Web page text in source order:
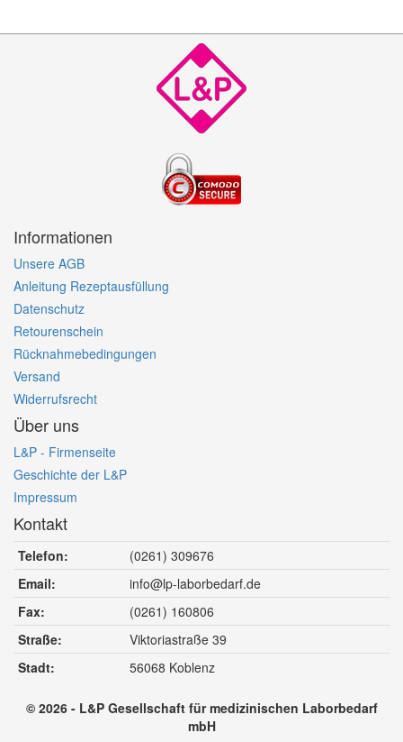
Informationen
Unsere AGB
Anleitung Rezeptausfüllung
Datenschutz
Retourenschein
Rücknahmebedingungen
Versand
Widerrufsrecht
Über uns
L&P - Firmenseite
Geschichte der L&P
Impressum
Kontakt
Telefon:
(0261) 309676
Email:
info@lp-laborbedarf.de
Fax:
(0261) 160806
Straße:
Viktoriastraße 39
Stadt:
56068 Koblenz
© 2026 - L&P Gesellschaft für medizinischen Laborbedarf
mbH